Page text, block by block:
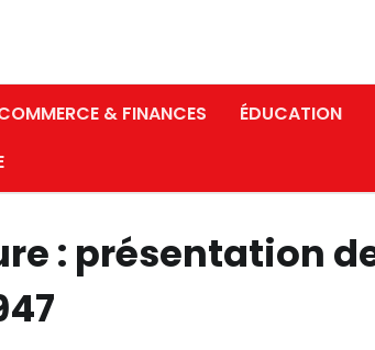
& FINANCES ÉDUCATION
: présentation